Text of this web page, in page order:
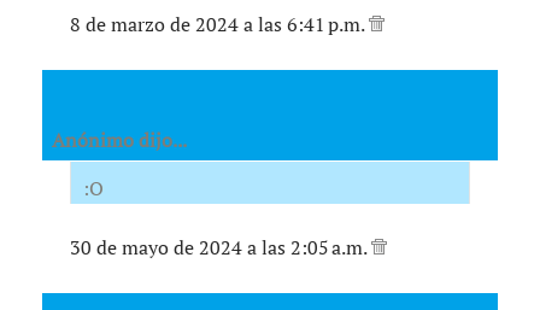
8 de marzo de 2024 a las 6:41 p.m.
Anónimo dijo...
:O
30 de mayo de 2024 a las 2:05 a.m.